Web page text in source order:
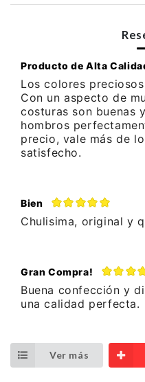
Producto de Alta
Los colores
Con un aspecto de
costuras son buenas
hombros
precio, vale más de
satisfecho.
Bien
Chulisima, original y
Gran Compra!
Buena confección y
una calidad perfecta.
Ver más